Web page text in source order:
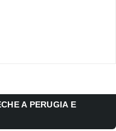
A PERUGIA E